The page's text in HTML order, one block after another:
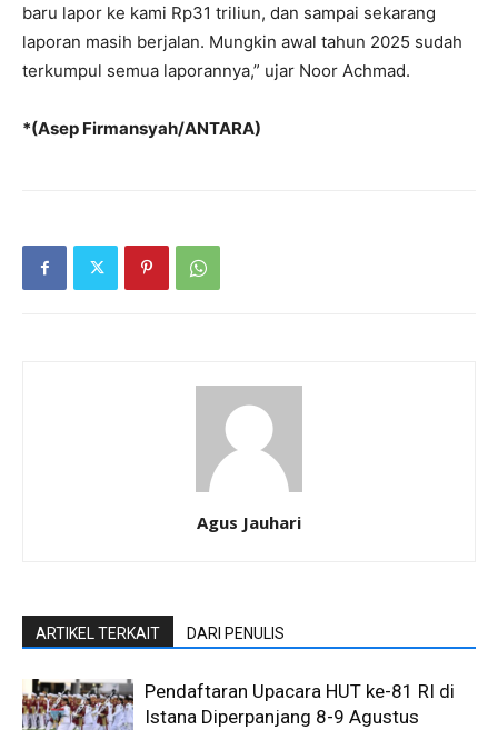
baru lapor ke kami Rp31 triliun, dan sampai sekarang
laporan masih berjalan. Mungkin awal tahun 2025 sudah
terkumpul semua laporannya,” ujar Noor Achmad.
*(Asep Firmansyah/ANTARA)
Agus Jauhari
ARTIKEL TERKAIT DARI PENULIS
Pendaftaran Upacara HUT ke-81 RI di
Istana Diperpanjang 8-9 Agustus